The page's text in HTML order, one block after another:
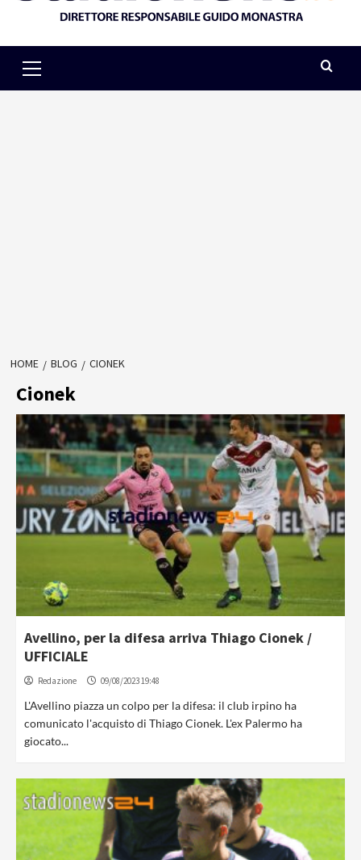
Menu
HOME BLOG CIONEK
Cionek
Avellino, per la difesa arriva Thiago Cionek /
UFFICIALE
Redazione 09/08/2023 19:48
L'Avellino piazza un colpo per la difesa: il club irpino ha
comunicato l'acquisto di Thiago Cionek. L'ex Palermo ha
giocato...